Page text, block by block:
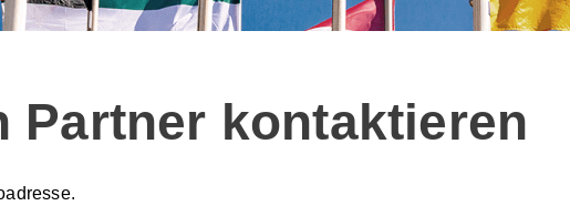
Partner kontaktieren